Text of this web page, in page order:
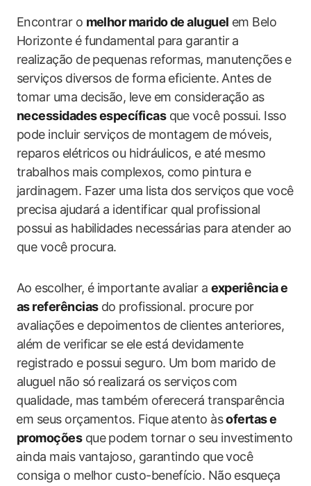
Encontrar o melhor marido de aluguel em Belo
Horizonte é fundamental para ‌garantir a
realização de pequenas reformas, manutenções ⁢e
serviços diversos de forma eficiente. Antes de⁢
tomar uma decisão, leve⁣ em consideração as ⁢
necessidades específicasque você possui. Isso
pode incluir serviços⁣ de montagem de⁤ móveis,
reparos elétricos ou‍ hidráulicos, e até mesmo
trabalhos mais complexos, como pintura e
jardinagem. Fazer uma lista dos serviços que você
precisa ajudará a identificar qual profissional
possui as habilidades necessárias para atender ao
que você procura.
Ao escolher, é importante avaliar a experiência e
as referênciasdo profissional. ‍procure por
avaliações​ e depoimentos de clientes anteriores,
além de verificar se ele está devidamente
registrado e possui seguro.‌ Um‌ bom marido de
aluguel não só⁤ realizará os serviços ‌com
⁣qualidade, mas também oferecerá transparência
⁣em seus orçamentos. Fique⁤ atento ‍àsofertas⁣ e
promoçõesque ‌podem tornar o seu investimento
⁢ainda mais vantajoso, garantindo que você
consiga o melhor custo-benefício. Não esqueça ​